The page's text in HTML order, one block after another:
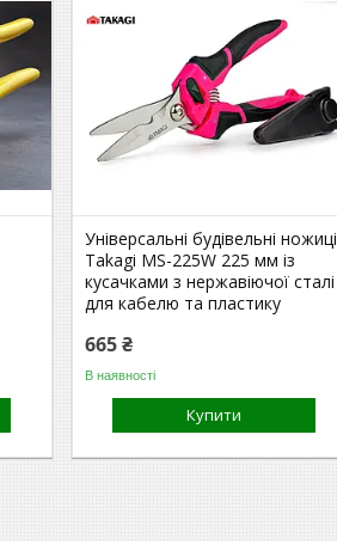
Універсальні будівельні ножиці
Takagi MS-225W 225 мм із
кусачками з нержавіючої сталі
для кабелю та пластику
665 ₴
В наявності
Купити